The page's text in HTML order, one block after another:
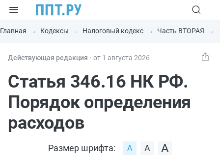
Главная Кодексы Налоговый кодекс Часть ВТОРАЯ
Действующая редакция ⸱ от 1 августа 2026
Статья 346.16 НК РФ.
Порядок определения
расходов
Размер шрифта: